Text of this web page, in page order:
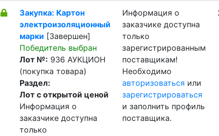
Закупка: Картон
электроизоляционный
марки [Завершен]
Победитель выбран
Лот №: 936 АУКЦИОН
(покупка товара)
Раздел:
Лот с открытой ценой
Информация о
заказчике доступна
только
Информация о
заказчике доступна
только
зарегистрированным
поставщикам!
Необходимо
авторизоваться или
зарегистрироваться
и заполнить профиль
поставщика.